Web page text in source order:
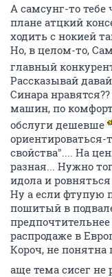
А самсунг-то тебе
плане атцкий
ходить с нокией
Но, в целом-то,
главный
Рассказывай
Синара
машин, по
обслуги дешевше
ориентироваться-
свойства".... На
разная... Нужно
идола и ровняться
Ну а если фтупую
пошитый в
распродаже в
Короч, не понятна
аще тема сисег не